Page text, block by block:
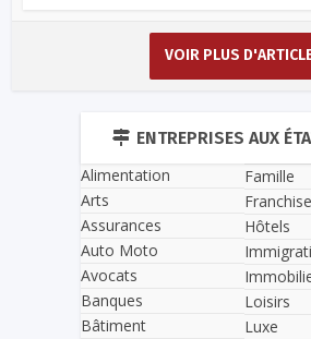
VOIR PLUS
ENTREPRISES AUX
Alimentation
Arts
Assurances
Auto Moto
Avocats
Banques
Bâtiment
Famille
Hôtels
Loisirs
Luxe